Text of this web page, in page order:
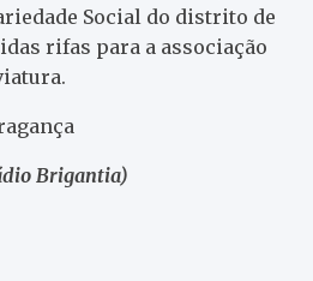
Social do distrito de
rifas para a associação
Brigantia)